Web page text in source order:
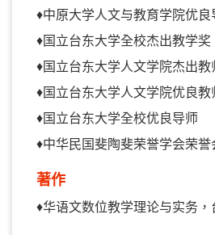
♦中原大学人文与教育学院优良
♦国立台东大学全校杰出教学奖
♦国立台东大学人文学院杰出教
♦国立台东大学人文学院优良教
♦国立台东大学全校优良导师
♦中华民国斐陶斐荣誉学会荣誉
著作
♦华语文数位教学理论与实务，